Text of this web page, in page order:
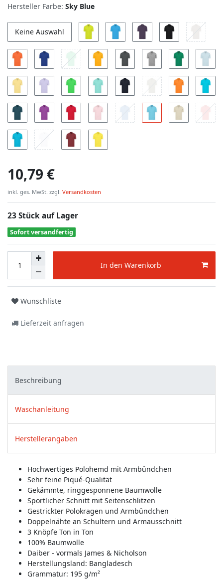
Hersteller Farbe: Sky Blue
Keine Auswahl
10,79 €
inkl. ges. MwSt. zzgl. Versandkosten
23 Stück auf Lager
Sofort versandfertig
In den Warenkorb
Wunschliste
Lieferzeit anfragen
Beschreibung
Waschanleitung
Herstellerangaben
Hochwertiges Polohemd mit Armbündchen
Sehr feine Piqué-Qualität
Gekämmte, ringgesponnene Baumwolle
Sportlicher Schnitt mit Seitenschlitzen
Gestrickter Polokragen und Armbündchen
Doppelnähte an Schultern und Armausschnitt
3 Knöpfe Ton in Ton
100% Baumwolle
Daiber - vormals James & Nicholson
Herstellungsland: Bangladesch
Grammatur: 195 g/m²